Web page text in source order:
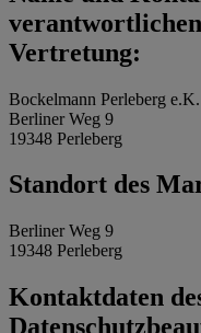
Vertretung:
Bockelmann Perleberg e.K.
Berliner Weg 9
19348 Perleberg
Standort des
Berliner Weg 9
19348 Perleberg
Kontaktdaten